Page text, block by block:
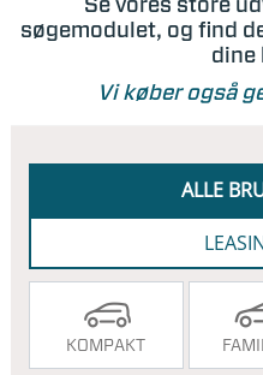
Se vores store
søgemodulet, og find
dine
Vi køber også
ALLE
KOMPAKT